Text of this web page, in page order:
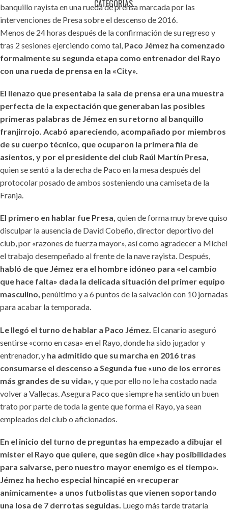
CATEGORÍAS.
banquillo rayista en una rueda de prensa marcada por las
intervenciones de Presa sobre el descenso de 2016.
Menos de 24 horas después de la confirmación de su regreso y
tras 2 sesiones ejerciendo como tal, Paco Jémez ha comenzado
formalmente su segunda etapa como entrenador del Rayo
con una rueda de prensa en la «City».
El llenazo que presentaba la sala de prensa era una muestra
perfecta de la expectación que generaban las posibles
primeras palabras de Jémez en su retorno al banquillo
franjirrojo. Acabó apareciendo, acompañado por miembros
de su cuerpo técnico, que ocuparon la primera fila de
asientos, y por el presidente del club Raúl Martín Presa,
quien se sentó a la derecha de Paco en la mesa después del
protocolar posado de ambos sosteniendo una camiseta de la
Franja.
El primero en hablar fue Presa, quien de forma muy breve quiso
disculpar la ausencia de David Cobeño, director deportivo del
club, por «razones de fuerza mayor», así como agradecer a Míchel
el trabajo desempeñado al frente de la nave rayista. Después,
habló de que Jémez era el hombre idóneo para «el cambio
que hace falta» dada la delicada situación del primer equipo
masculino, penúltimo y a 6 puntos de la salvación con 10 jornadas
para acabar la temporada.
Le llegó el turno de hablar a Paco Jémez. El canario aseguró
sentirse «como en casa» en el Rayo, donde ha sido jugador y
entrenador, y ha admitido que su marcha en 2016 tras
consumarse el descenso a Segunda fue «uno de los errores
más grandes de su vida», y que por ello no le ha costado nada
volver a Vallecas. Asegura Paco que siempre ha sentido un buen
trato por parte de toda la gente que forma el Rayo, ya sean
empleados del club o aficionados.
En el inicio del turno de preguntas ha empezado a dibujar el
míster el Rayo que quiere, que según dice «hay posibilidades
para salvarse, pero nuestro mayor enemigo es el tiempo».
Jémez ha hecho especial hincapié en «recuperar
anímicamente» a unos futbolistas que vienen soportando
una losa de 7 derrotas seguidas. Luego más tarde trataría